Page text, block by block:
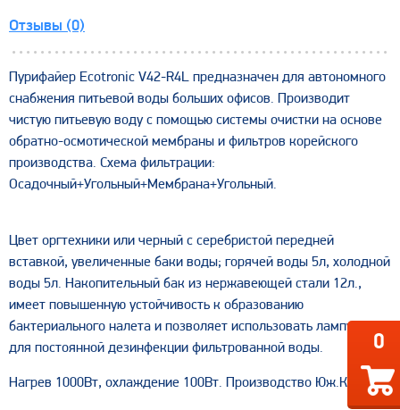
Отзывы (0)
Пурифайер Ecotronic V42-R4L предназначен для автономного
снабжения питьевой воды больших офисов. Производит
чистую питьевую воду с помощью системы очистки на основе
обратно-осмотической мембраны и фильтров корейского
производства. Схема фильтрации:
Осадочный+Угольный+Мембрана+Угольный.
Цвет оргтехники или черный с серебристой передней
вставкой, увеличенные баки воды; горячей воды 5л, холодной
воды 5л. Накопительный бак из нержавеющей стали 12л.,
имеет повышенную устойчивость к образованию
бактериального налета и позволяет использовать лампу UV
для постоянной дезинфекции фильтрованной воды.
Нагрев 1000Вт, охлаждение 100Вт. Производство Юж.Корея.
0